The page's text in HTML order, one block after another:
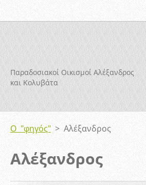
Παραδοσιακοί Οικισμοί Αλέξανδρος
και Κολυβάτα
Ο "φηγός" > Αλέξανδρος
Αλέξανδρος